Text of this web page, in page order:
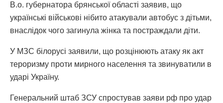
В.о. губернатора брянської області заявив, що
українські військові нібито атакували автобус з дітьми,
внаслідок чого загинула жінка та постраждали діти.
У МЗС білорусі заявили, що розцінюють атаку як акт
тероризму проти мирного населення та звинуватили в
ударі Україну.
Генеральний штаб ЗСУ спростував заяви рф про удар